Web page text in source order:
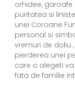
orhidee, garoafe
puritatea si
unei Coroane
personal si
vremuri de doliu
pierderea unei
care o alegeti
fata de familie